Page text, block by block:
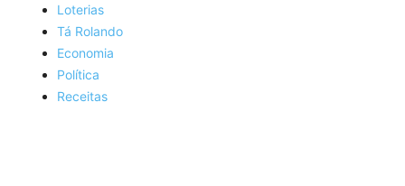
Loterias
Tá Rolando
Economia
Política
Receitas